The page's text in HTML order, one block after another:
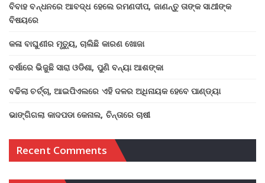
ବିବାହ ବନ୍ଧନରେ ଆବଦ୍ଧ ହେଲେ ରମଣଦୀପ, ଜାଣନ୍ତୁ ତାଙ୍କ ସାଥୀଙ୍କ
ବିଷୟରେ
କଳା ବାଘୁଣୀର ମୃତ୍ୟୁ, ଚାଲିଛି କାରଣ ଖୋଜା
ବର୍ଷାରେ ଭିଜୁଛି ସାରା ଓଡିଶା, ପୁଣି ବନ୍ୟା ଆଶଙ୍କା
ବଢିଲା ଚର୍ଚ୍ଚା, ଆଇପିଏଲରେ ଏହି ଦଳର ଅଧିନାୟକ ହେବେ ପାଣ୍ଡ୍ୟା
ଭାଙ୍ଗିଗଲା କାଦପଡା କେନାଲ, ଚିନ୍ତାରେ ଚାଷୀ
Recent Comments